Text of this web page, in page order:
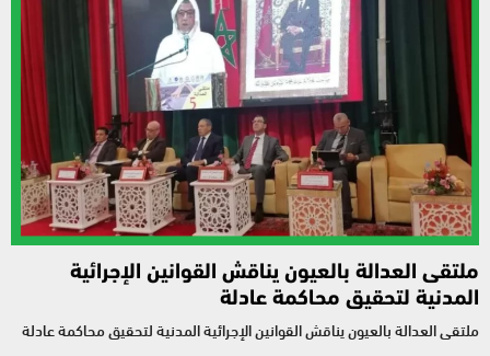
ملتقى العدالة بالعيون يناقش القوانين الإجرائية
المدنية لتحقيق محاكمة عادلة
ملتقى العدالة بالعيون يناقش القوانين الإجرائية المدنية لتحقيق محاكمة عادلة